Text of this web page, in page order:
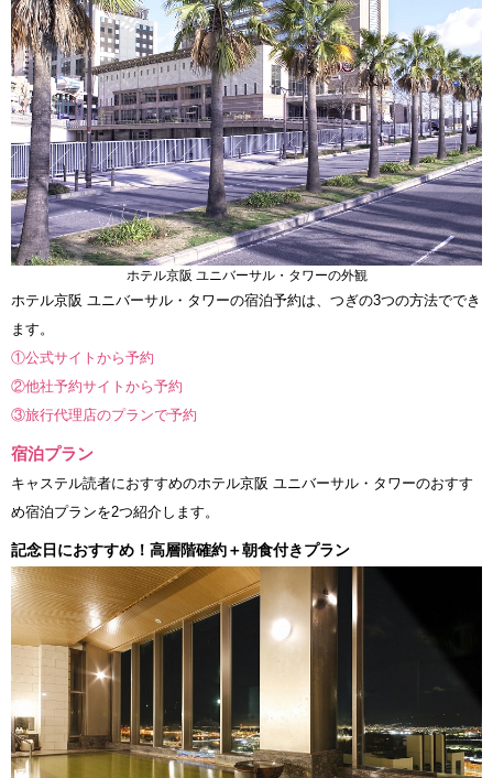
ホテル京阪 ユニバーサル・タワーの外観
ホテル京阪 ユニバーサル・タワーの宿泊予約は、つぎの3つの方法ででき
ます。
①公式サイトから予約
②他社予約サイトから予約
③旅行代理店のプランで予約
宿泊プラン
キャステル読者におすすめのホテル京阪 ユニバーサル・タワーのおすす
め宿泊プランを2つ紹介します。
記念日におすすめ！高層階確約＋朝食付きプラン